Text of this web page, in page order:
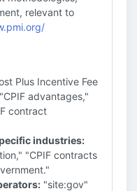
relevant to
Plus Incentive Fee
advantages,"
contract
industries:
"CPIF contracts
"site:gov"